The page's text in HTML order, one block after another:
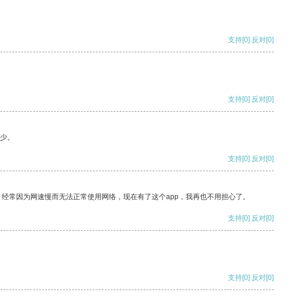
支持[0] 反对[0]
支持[0] 反对[0]
。
支持[0] 反对[0]
因为网速慢而无法正常使用网络，现在有了这个app，我再也不用担心了。
支持[0] 反对[0]
支持[0] 反对[0]